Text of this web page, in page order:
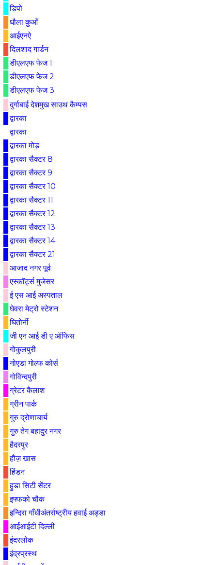
डिपो
धौला कुआँ
आईएनऐ
दिलशाद गार्डन
डीएलएफ फेज 1
डीएलएफ फेज 2
डीएलएफ फेज 3
दुर्गाबाई देशमुख साउथ कैम्पस
द्वारका
द्वारका
द्वारका मोड़
द्वारका सैक्टर 8
द्वारका सैक्टर 9
द्वारका सैक्टर 10
द्वारका सैक्टर 11
द्वारका सैक्टर 12
द्वारका सैक्टर 13
द्वारका सैक्टर 14
द्वारका सैक्टर 21
आजाद नगर पूर्व
एस्कॉर्ट्स मुजेसर
ई एस आई अस्पताल
घेवरा मेट्रो स्टेशन
घितोर्नी
जी एन आई डी ए ऑफिस
गोकुलपुरी
नोएडा गोल्फ कोर्स
गोविन्दपुरी
ग्रेटर कैलाश
ग्रीन पार्क
गुरु द्रोणाचार्य
गुरु तेग बहादुर नगर
हैदरपुर
हौज़ खास
हिंडन
हुडा सिटी सेंटर
इफ्फको चौक
इन्दिरा गाँधीअंतर्राष्ट्रीय हवाई अड्डा
आईआईटी दिल्ली
इंदरलोक
इंद्रप्रस्थ